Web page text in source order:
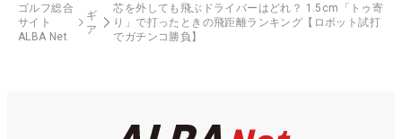
ゴルフ総合
サイト
ALBA Net
ギ
ア
芯を外しても飛ぶドライバーはどれ？ 1.5cm「トゥ寄
り」で打ったときの飛距離ランキング【ロボット試打
でガチンコ勝負】